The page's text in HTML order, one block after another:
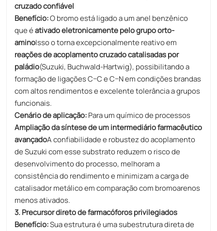
cruzado confiável
Benefício:O bromo está ligado a um anel benzênico
que éativado eletronicamente pelo grupo orto-
aminoIsso o torna excepcionalmente reativo em
reações de acoplamento cruzado catalisadas por
paládio(Suzuki, Buchwald-Hartwig), possibilitando a
formação de ligações C–C e C–N em condições brandas
com altos rendimentos e excelente tolerância a grupos
funcionais.
Cenário de aplicação:Para um químico de processos
Ampliação da síntese de um intermediário farmacêutico
avançadoA confiabilidade e robustez do acoplamento
de Suzuki com esse substrato reduzem o risco de
desenvolvimento do processo, melhoram a
consistência do rendimento e minimizam a carga de
catalisador metálico em comparação com bromoarenos
menos ativados.
3. Precursor direto de farmacóforos privilegiados
Benefício:Sua estrutura é uma subestrutura direta de